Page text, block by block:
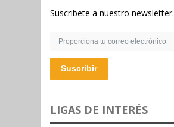
Suscribete a nuestro newsletter.
Suscribir
LIGAS DE INTERÉS